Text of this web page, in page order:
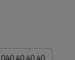
040 40 40 40